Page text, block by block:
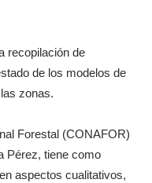
recopilación de
de los modelos de
zonas.
Forestal (CONAFOR)
Pérez, tiene como
aspectos cualitativos,